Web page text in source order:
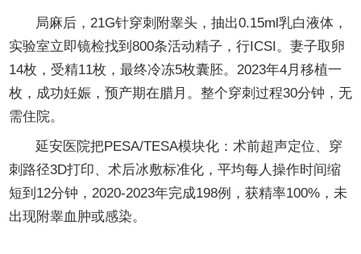
局麻后，21G针穿刺附睾头，抽出0.15ml乳白液体，
实验室立即镜检找到800条活动精子，行ICSI。妻子取卵
14枚，受精11枚，最终冷冻5枚囊胚。2023年4月移植一
枚，成功妊娠，预产期在腊月。整个穿刺过程30分钟，无
需住院。
延安医院把PESA/TESA模块化：术前超声定位、穿
刺路径3D打印、术后冰敷标准化，平均每人操作时间缩
短到12分钟，2020-2023年完成198例，获精率100%，未
出现附睾血肿或感染。